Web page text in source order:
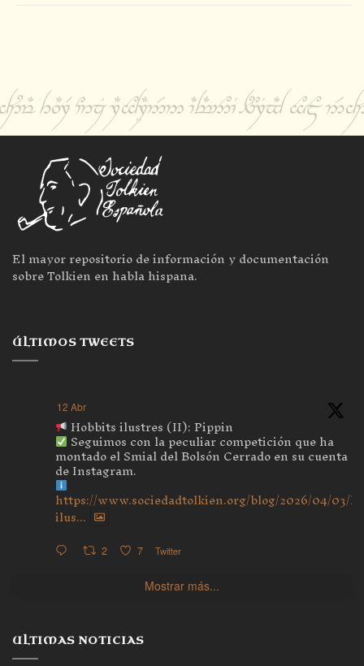
El mayor repositorio de información y documentación
sobre Tolkien en habla hispana.
ÚLTIMOS TWEETS
12 Abr
Hobbits ilustres (II): Pippin
Seguimos con la peculiar competición que ha
montado el Smial del Bolsón Cerrado en su cuenta
de Instagram.
https://www.sociedadtolkien.org/blog/2026/04/03/
ilus...
2 7 Twitter
Mostrar más...
ULTIMAS NOTICIAS